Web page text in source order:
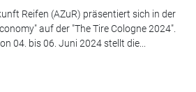
Reifen (AZuR) präsentiert sich in der
auf der "The Tire Cologne 2024".
04. bis 06. Juni 2024 stellt die...